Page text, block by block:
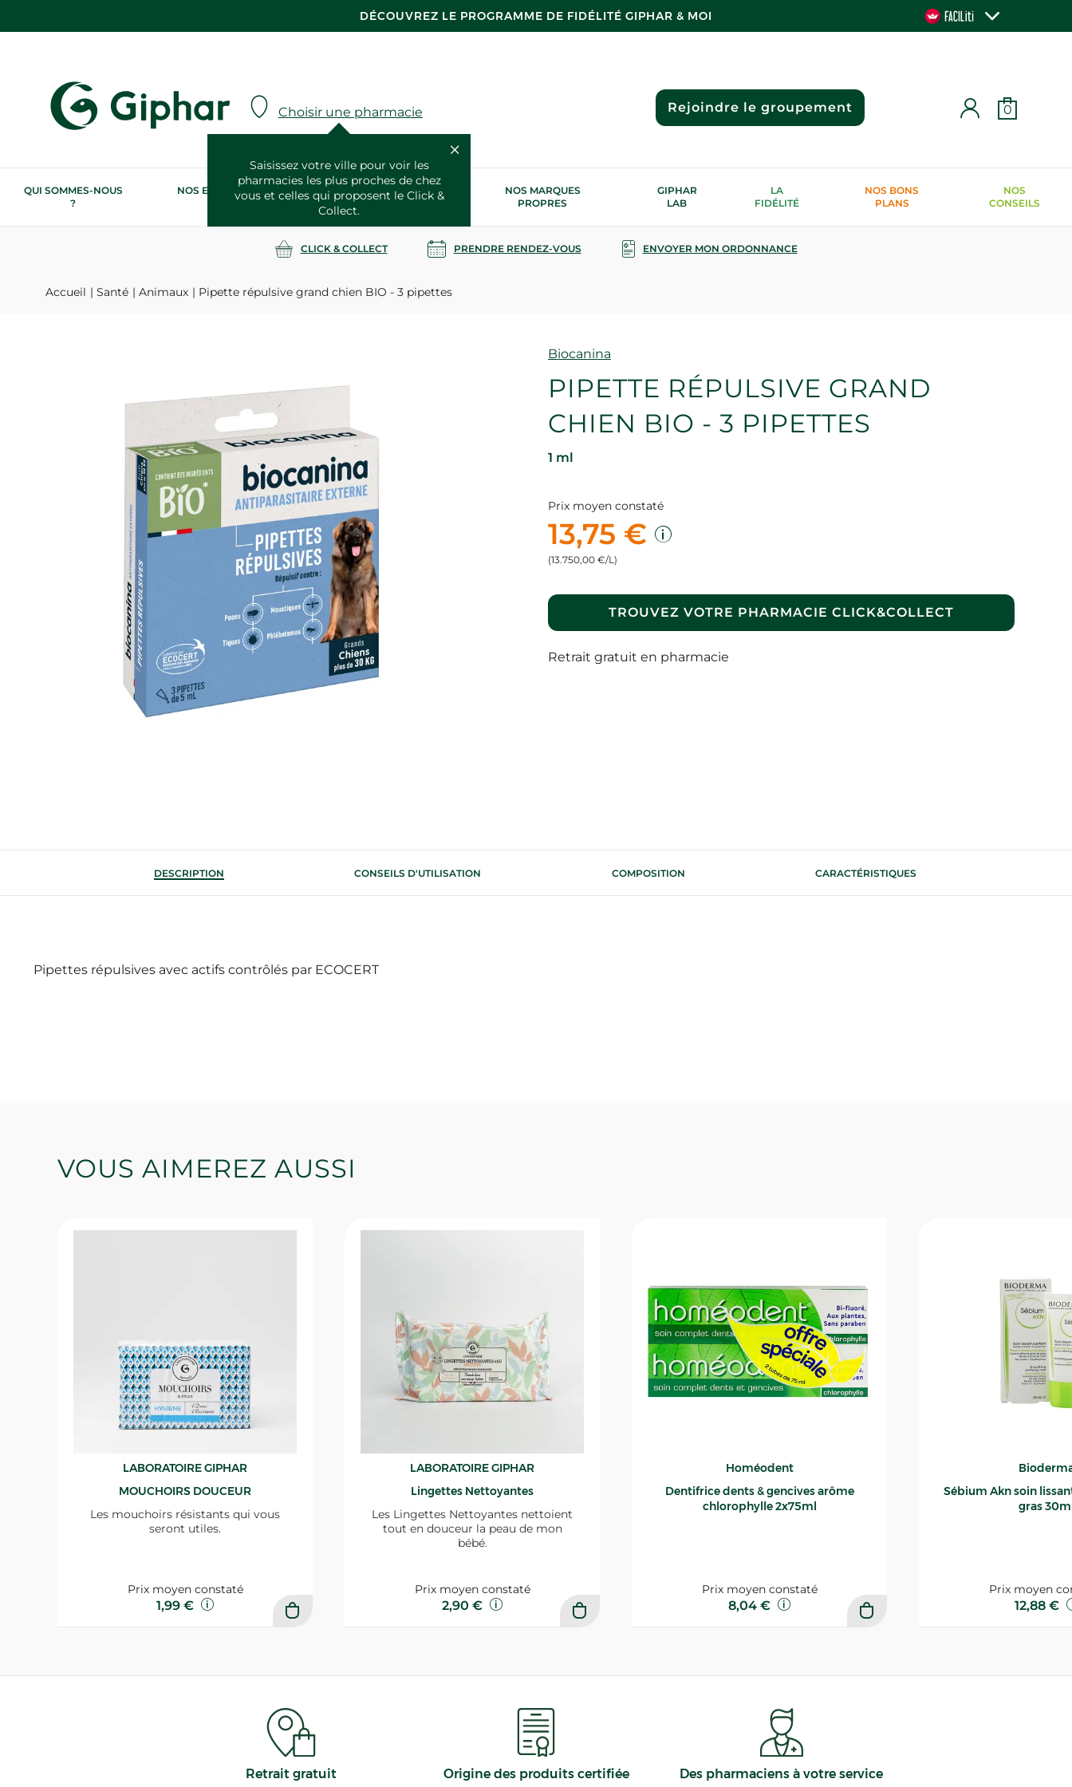
DÉCOUVREZ LE PROGRAMME DE FIDÉLITÉ GIPHAR & MOI
Choisir une pharmacie
Saisissez votre ville pour voir les
pharmacies les plus proches de chez
vous et celles qui proposent le Click &
Collect.
Rejoindre le groupement 0
QUI SOMMES-NOUS
?
NOS ENGAGEMENTS
RSE
NOS SERVICES
SANTÉ
NOS MARQUES
PROPRES
GIPHAR
LAB
LA
FIDÉLITÉ
NOS BONS
PLANS
NOS
CONSEILS
CLICK & COLLECT PRENDRE RENDEZ-VOUS ENVOYER MON ORDONNANCE
Accueil Santé Animaux Pipette répulsive grand chien BIO - 3 pipettes
Marque
Biocanina
PIPETTE RÉPULSIVE GRAND
CHIEN BIO - 3 PIPETTES
1 ml
Prix moyen constaté
13,75 €
(13.750,00 €/L)
TROUVEZ VOTRE PHARMACIE CLICK&COLLECT
Retrait gratuit en pharmacie
DESCRIPTION CONSEILS D'UTILISATION COMPOSITION CARACTÉRISTIQUES
Pipettes répulsives avec actifs contrôlés par ECOCERT
VOUS AIMEREZ AUSSI
LABORATOIRE GIPHAR
MOUCHOIRS DOUCEUR
Les mouchoirs résistants qui vous
seront utiles.
Prix moyen constaté
1,99 €
LABORATOIRE GIPHAR
Lingettes Nettoyantes
Les Lingettes Nettoyantes nettoient
tout en douceur la peau de mon
bébé.
Prix moyen constaté
2,90 €
Homéodent
Dentifrice dents & gencives arôme
chlorophylle 2x75ml
Prix moyen constaté
8,04 €
Sébium Akn soin lissant
gras
Prix moyen
12,88 €
Retrait gratuit Origine des produits certifiée Des pharmaciens à votre service